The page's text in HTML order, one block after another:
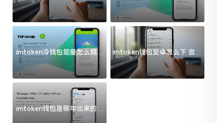
址？三步搞定不踩坑
几件事没处理好
imtoken冷钱包能量怎么搞？
过来人告诉你门道
imtoken钱包安卓怎么下 官方
渠道避坑指南
imtoken钱包是哪年出来的？
一文给你说清楚